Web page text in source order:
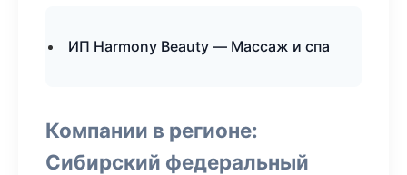
ИП Harmony Beauty — Массаж и спа
Компании в регионе:
Сибирский федеральный